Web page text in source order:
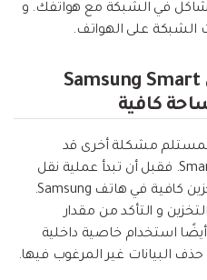
في الشبكة مع هواتفك. و
الشبكة على الهواتف.
الحل 3: تأكد مما إذا كان Samsung Smart
مشكلة أخرى قد
تواجهها أثناء استخدام Smart Switch. فقبل أن تبدأ عملية نقل
الهاتف تأكد من وجود مساحة تخزين كافية في هاتف Samsung.
و التأكد من مقدار
استخدام خاصية داخلية
البيانات غير المرغوب فيها.